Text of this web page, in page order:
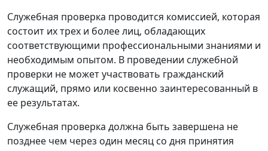
Служебная проверка проводится комиссией, которая
состоит их трех и более лиц, обладающих
соответствующими профессиональными знаниями и
необходимым опытом. В проведении служебной
проверки не может участвовать гражданский
служащий, прямо или косвенно заинтересованный в
ее результатах.
Служебная проверка должна быть завершена не
позднее чем через один месяц со дня принятия